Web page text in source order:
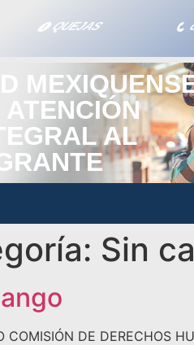
QUEJAS
ATENCIÓN
AL
Sin
COMISIÓN DE DERECHOS